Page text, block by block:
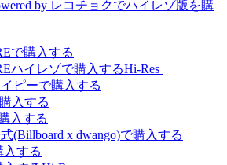
Hi-Res